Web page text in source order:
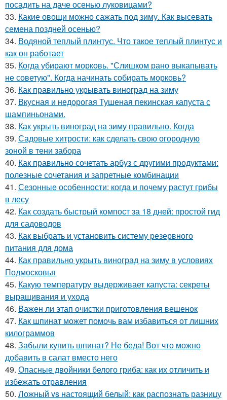
посадить на даче осенью луковицами?
33. Какие овощи можно сажать под зиму. Как высевать
семена поздней осенью?
34. Водяной теплый плинтус. Что такое теплый плинтус и
как он работает
35. Когда убирают морковь. "Слишком рано выкапывать
не советую". Когда начинать собирать морковь?
36. Как правильно укрывать виноград на зиму
37. Вкусная и недорогая Тушеная пекинская капуста с
шампиньонами.
38. Как укрыть виноград на зиму правильно. Когда
39. Садовые хитрости: как сделать свою огородную
зоной в тени забора
40. Как правильно сочетать арбуз с другими продуктами:
полезные сочетания и запретные комбинации
41. Сезонные особенности: когда и почему растут грибы
в лесу
42. Как создать быстрый компост за 18 дней: простой гид
для садоводов
43. Как выбрать и установить систему резервного
питания для дома
44. Как правильно укрыть виноград на зиму в условиях
Подмосковья
45. Какую температуру выдерживает капуста: секреты
выращивания и ухода
46. Важен ли этап очистки приготовления вешенок
47. Как шпинат может помочь вам избавиться от лишних
килограммов
48. Забыли купить шпинат? Не беда! Вот что можно
добавить в салат вместо него
49. Опасные двойники белого гриба: как их отличить и
избежать отравления
50. Ложный vs настоящий белый: как распознать разницу